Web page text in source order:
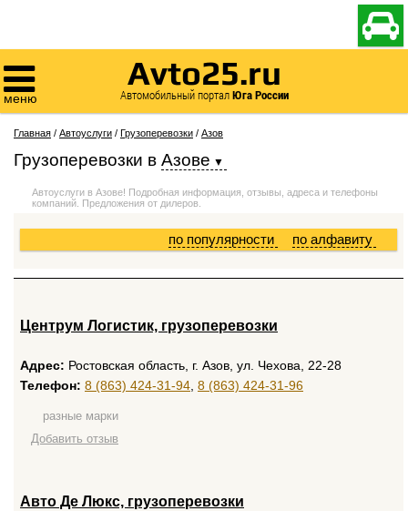


меню
Avto25.ru
Автомобильный порталЮга России
Главная / Автоуслуги / Грузоперевозки / Азов
Грузоперевозки в Азове
Автоуслуги в Азове! Подробная информация, отзывы, адреса и телефоны
компаний. Предложения от дилеров.
по алфавиту
по популярности
Центрум Логистик, грузоперевозки
Адрес: Ростовская область, г. Азов, ул. Чехова, 22-28
Телефон: 8 (863) 424-31-94 8 (863) 424-31-96
разные марки
Добавить отзыв
Авто Де Люкс, грузоперевозки